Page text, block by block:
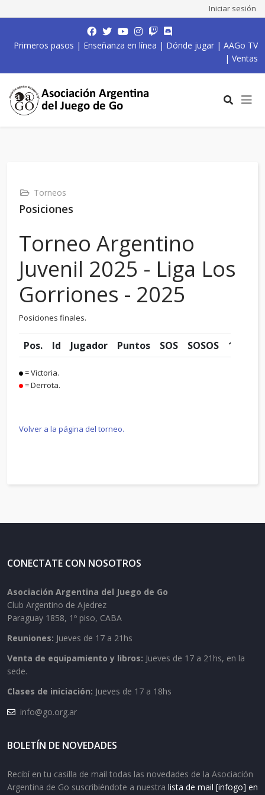
Iniciar sesión
Primeros pasos | Enseñanza en línea | Dónde jugar | AAGo TV
| Ventas
Torneos
Posiciones
Torneo Argentino
Juvenil 2025 - Liga Los
Gorriones - 2025
Posiciones finales.
Pos. Id Jugador Puntos SOS SOSOS 1R
= Victoria.
= Derrota.
Volver a la página del torneo.
CONECTATE CON NOSOTROS
Asociación Argentina del Juego de Go
Club Argentino de Ajedrez
Paraguay 1858, 1º piso, CABA
Reuniones: Jueves de 17 a 21hs
Venta de equipamiento y libros: Jueves de 17 a 21hs, en la
sede.
Clases de iniciación: Jueves de 17 a 18hs
info@go.org.ar
BOLETÍN DE NOVEDADES
Recibí en tu casilla de mail todas las novedades de la Asociación
Argentina de Go suscribiéndote a nuestra lista de mail [infogo] en